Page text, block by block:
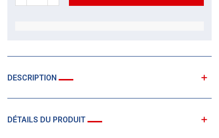
DESCRIPTION
DÉTAILS DU PRODUIT